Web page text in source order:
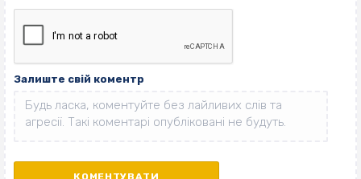
Залиште свій коментр